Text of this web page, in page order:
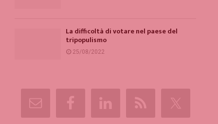
La difficoltà di votare nel paese del
tripopulismo
25/08/2022